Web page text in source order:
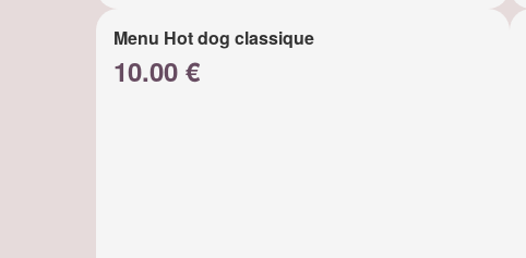
Menu Hot dog classique
10.00 €